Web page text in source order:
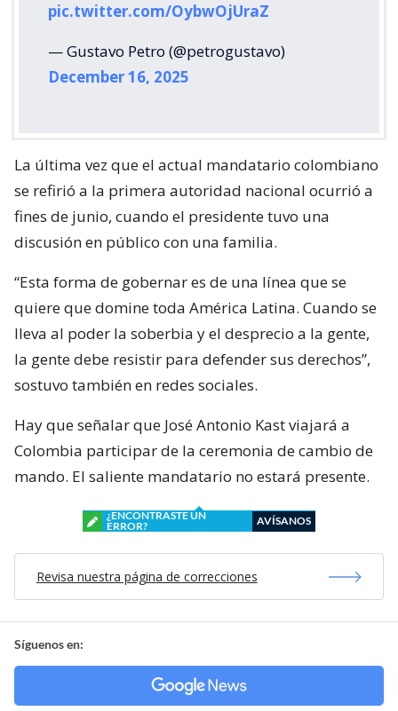
pic.twitter.com/OybwOjUraZ
— Gustavo Petro (@petrogustavo)
December 16, 2025
La última vez que el actual mandatario colombiano
se refirió a la primera autoridad nacional ocurrió a
fines de junio, cuando el presidente tuvo una
discusión en público con una familia.
“Esta forma de gobernar es de una línea que se
quiere que domine toda América Latina. Cuando se
lleva al poder la soberbia y el desprecio a la gente,
la gente debe resistir para defender sus derechos”,
sostuvo también en redes sociales.
Hay que señalar que José Antonio Kast viajará a
Colombia participar de la ceremonia de cambio de
mando. El saliente mandatario no estará presente.
¿ENCONTRASTE UN
ERROR?
AVÍSANOS
Revisa nuestra página de correcciones
Síguenos en: